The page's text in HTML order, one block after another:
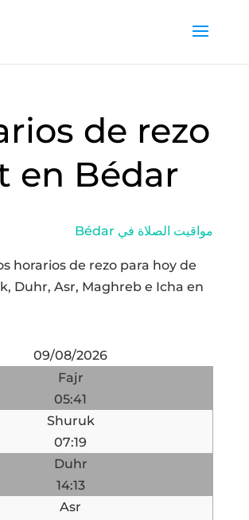
de rezo
en Bédar
Bédar مواقيت الصلاة في
horarios de rezo para hoy de
Duhr, Asr, Maghreb e Icha en
09/08/2026
Fajr
05:41
Shuruk
07:19
Duhr
14:13
Asr